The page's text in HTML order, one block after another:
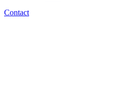
Contact